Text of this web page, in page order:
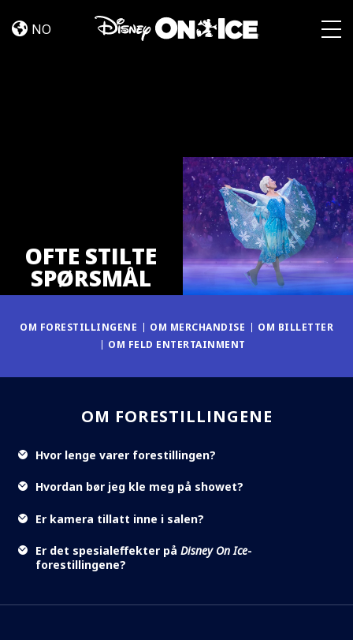
STILTE
NO
OFTE STILTE
SPØRSMÅL
OM FORESTILLINGENE OM MERCHANDISE
OM BILLETTER
OM FELD ENTERTAINMENT
OM FORESTILLINGENE
Hvor lenge varer forestillingen?
Hvordan bør jeg kle meg på showet?
Er kamera tillatt inne i salen?
Er det spesialeffekter på Disney On Ice-
forestillingene?